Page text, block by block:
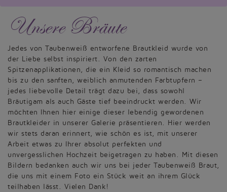
Unsere Bräute
Jedes von Taubenweiß entworfene Brautkleid wurde von
der Liebe selbst inspiriert. Von den zarten
Spitzenapplikationen, die ein Kleid so romantisch machen
bis zu den sanften, weiblich anmutenden Farbtupfern –
jedes liebevolle Detail trägt dazu bei, dass sowohl
Bräutigam als auch Gäste tief beeindruckt werden. Wir
möchten Ihnen hier einige dieser lebendig gewordenen
Brautkleider in unserer Galerie präsentieren. Hier werden
wir stets daran erinnert, wie schön es ist, mit unserer
Arbeit etwas zu Ihrer absolut perfekten und
unvergesslichen Hochzeit beigetragen zu haben. Mit diesen
Bildern bedanken auch wir uns bei jeder Taubenweiß Braut,
die uns mit einem Foto ein Stück weit an ihrem Glück
teilhaben lässt. Vielen Dank!